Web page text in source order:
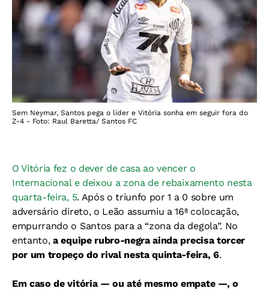
Sem Neymar, Santos pega o líder e Vitória sonha em seguir fora do
Z-4 - Foto: Raul Baretta/ Santos FC
O Vitória fez o dever de casa ao vencer o
Internacional e deixou a zona de rebaixamento nesta
quarta-feira, 5. Após o triunfo por 1 a 0 sobre um
adversário direto, o Leão assumiu a 16ª colocação,
empurrando o Santos para a “zona da degola”. No
entanto,a equipe rubro-negra ainda precisa torcer
por um tropeço do rival nesta quinta-feira, 6.
Em caso de vitória — ou até mesmo empate —, o